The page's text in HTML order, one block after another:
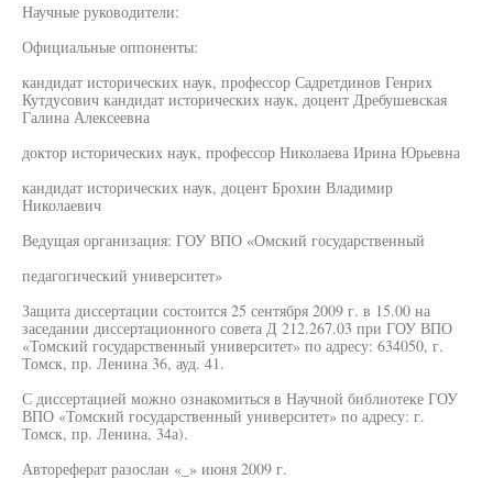
Научные руководители:
Официальные оппоненты:
кандидат исторических наук, профессор Садретдинов Генрих
Кутдусович кандидат исторических наук, доцент Дребушевская
Галина Алексеевна
доктор исторических наук, профессор Николаева Ирина Юрьевна
кандидат исторических наук, доцент Брохин Владимир
Николаевич
Ведущая организация: ГОУ ВПО «Омский государственный
педагогический университет»
Защита диссертации состоится 25 сентября 2009 г. в 15.00 на
заседании диссертационного совета Д 212.267.03 при ГОУ ВПО
«Томский государственный университет» по адресу: 634050, г.
Томск, пр. Ленина 36, ауд. 41.
С диссертацией можно ознакомиться в Научной библиотеке ГОУ
ВПО «Томский государственный университет» по адресу: г.
Томск, пр. Ленина, 34а).
Автореферат разослан «_» июня 2009 г.